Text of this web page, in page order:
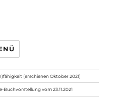
(erschienen Oktober 2021)
vom 23.11.2021